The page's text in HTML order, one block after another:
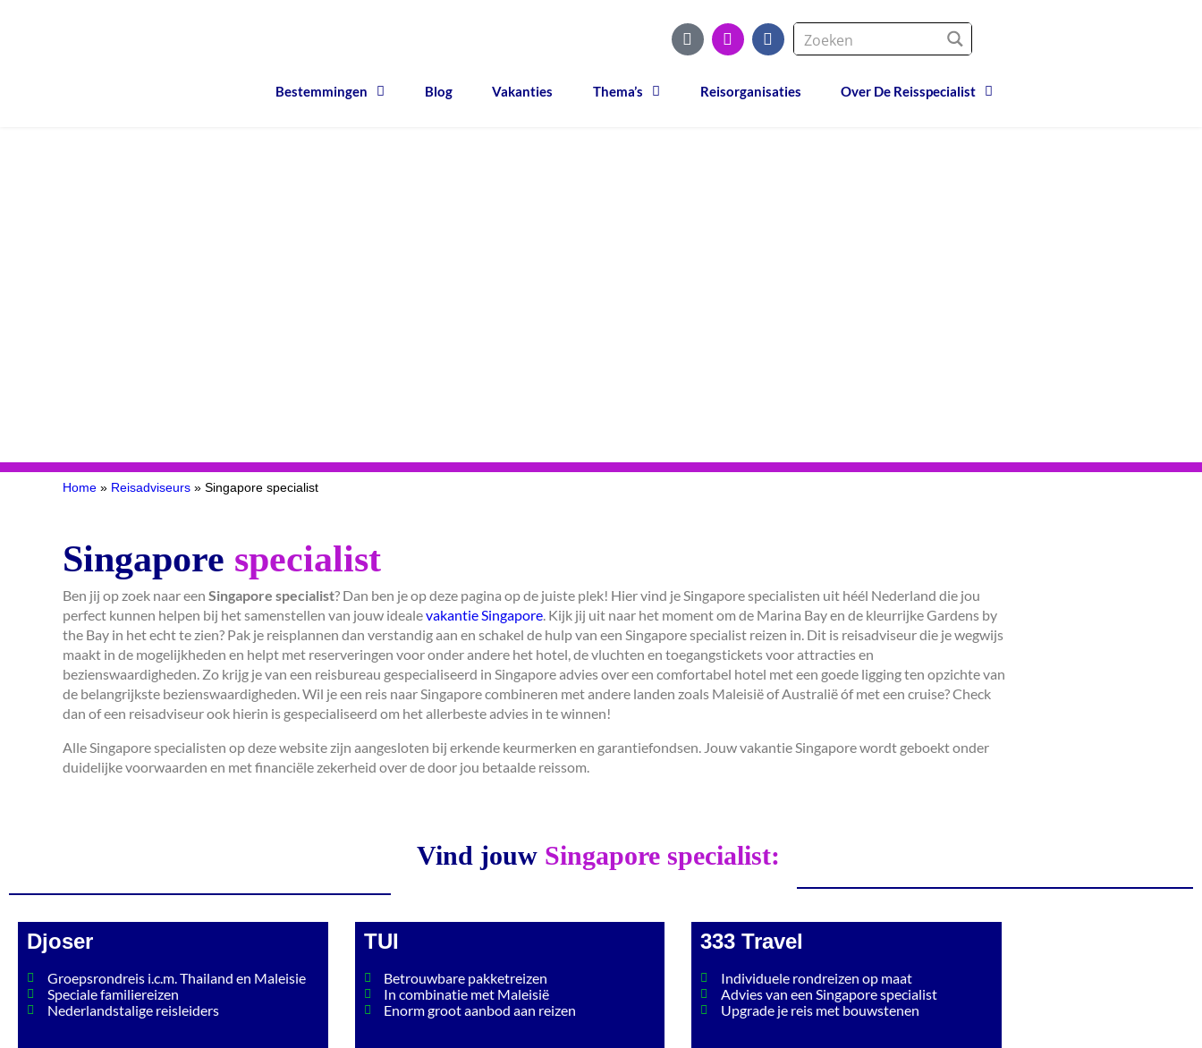
Bestemmingen Blog Vakanties Thema’s Reisorganisaties Over De Reisspecialist
Home » Reisadviseurs » Singapore specialist
Singapore specialist
Ben jij op zoek naar een Singapore specialist? Dan ben je op deze pagina op de juiste plek! Hier vind je Singapore specialisten uit héél Nederland die jou
perfect kunnen helpen bij het samenstellen van jouw idealevakantie Singapore. Kijk jij uit naar het moment om de Marina Bay en de kleurrijke Gardens by
the Bay in het echt te zien? Pak je reisplannen dan verstandig aan en schakel de hulp van een Singapore specialist reizen in. Dit is reisadviseur die je wegwijs
maakt in de mogelijkheden en helpt met reserveringen voor onder andere het hotel, de vluchten en toegangstickets voor attracties en
bezienswaardigheden. Zo krijg je van een reisbureau gespecialiseerd in Singapore advies over een comfortabel hotel met een goede ligging ten opzichte van
de belangrijkste bezienswaardigheden. Wil je een reis naar Singapore combineren met andere landen zoals Maleisië of Australië óf met een cruise? Check
dan of een reisadviseur ook hierin is gespecialiseerd om het allerbeste advies in te winnen!
Alle Singapore specialisten op deze website zijn aangesloten bij erkende keurmerken en garantiefondsen. Jouw vakantie Singapore wordt geboekt onder
duidelijke voorwaarden en met financiële zekerheid over de door jou betaalde reissom.
Vind jouw Singapore specialist:
Djoser
Groepsrondreis i.c.m. Thailand en Maleisie
Speciale familiereizen
Nederlandstalige reisleiders
TUI
Betrouwbare pakketreizen
In combinatie met Maleisië
Enorm groot aanbod aan reizen
333 Travel
Individuele rondreizen op maat
Advies van een Singapore specialist
Upgrade je reis met bouwstenen